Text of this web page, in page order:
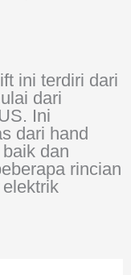
ini terdiri dari
dari
Ini
dari hand
dan
rincian